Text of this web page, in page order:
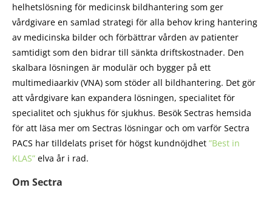
helhetslösning för medicinsk bildhantering som ger
vårdgivare en samlad strategi för alla behov kring hantering
av medicinska bilder och förbättrar vården av patienter
samtidigt som den bidrar till sänkta driftskostnader. Den
skalbara lösningen är modulär och bygger på ett
multimediaarkiv (VNA) som stöder all bildhantering. Det gör
att vårdgivare kan expandera lösningen, specialitet för
specialitet och sjukhus för sjukhus. Besök Sectras hemsida
för att läsa mer om Sectras lösningar och om varför Sectra
PACS har tilldelats priset för högst kundnöjdhet ”Best in
KLAS” elva år i rad.
Om Sectra